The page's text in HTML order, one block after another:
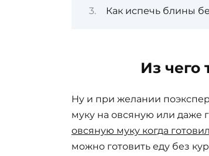
Как испечь блины
Из чего
Ну и при желании
муку на овсяную или даже
овсяную муку когда
можно готовить еду без